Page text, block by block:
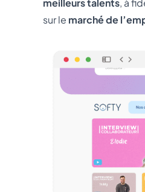
meilleurs talents, à
sur le marché de